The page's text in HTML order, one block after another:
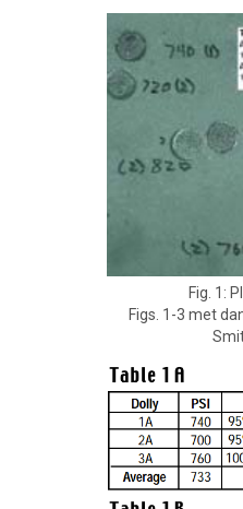
Fig. 1:
Figs. 1-3 met